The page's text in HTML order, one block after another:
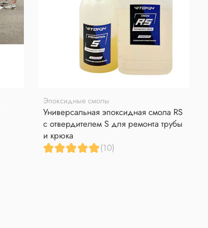
Эпоксидные смолы
Универсальная эпоксидная смола RS
с отвердителем S для ремонта трубы
и крюка
(10)